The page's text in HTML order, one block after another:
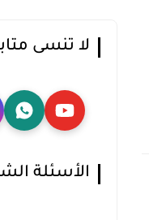
لا تنسى
الأسئلة